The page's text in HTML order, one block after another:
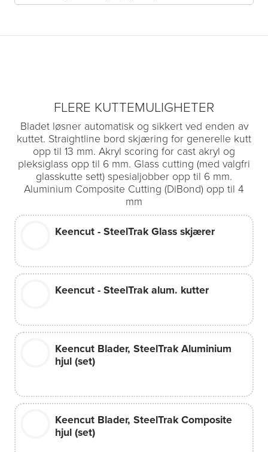
FLERE KUTTEMULIGHETER
Bladet løsner automatisk og sikkert ved enden av
kuttet. Straightline bord skjæring for generelle kutt
opp til 13 mm. Akryl scoring for cast akryl og
pleksiglass opp til 6 mm. Glass cutting (med valgfri
glasskutte sett) spesialjobber opp til 6 mm.
Aluminium Composite Cutting (DiBond) opp til 4
mm
Keencut - SteelTrak Glass skjærer
Keencut - SteelTrak alum. kutter
Keencut Blader, SteelTrak Aluminium
hjul (set)
Keencut Blader, SteelTrak Composite
hjul (set)